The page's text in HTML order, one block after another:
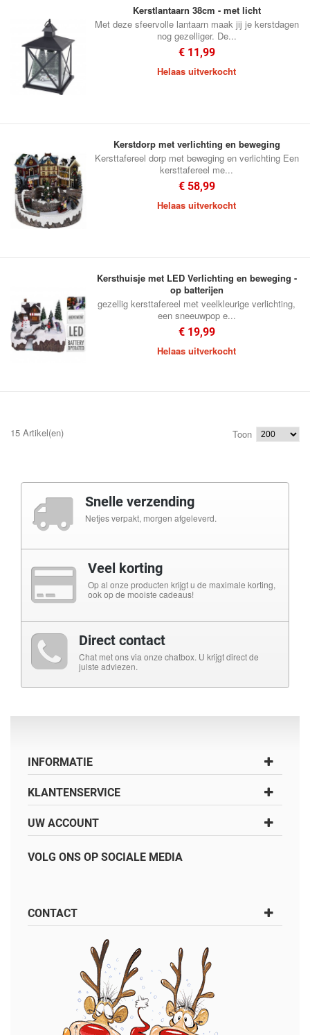
Kerstlantaarn 38cm - met licht
Met deze sfeervolle lantaarn maak jij je kerstdagen
nog gezelliger. De...
€ 11,99
Helaas uitverkocht
Kerstdorp met verlichting en beweging
Kersttafereel dorp met beweging en verlichting Een
kersttafereel me...
€ 58,99
Helaas uitverkocht
Kersthuisje met LED Verlichting en beweging -
op batterijen
gezellig kersttafereel met veelkleurige verlichting,
een sneeuwpop e...
€ 19,99
Helaas uitverkocht
15 Artikel(en) Toon
Snelle verzending
Netjes verpakt, morgen afgeleverd.
Veel korting
Op al onze producten krijgt u de maximale korting,
ook op de mooiste cadeaus!
Direct contact
Chat met ons via onze chatbox. U krijgt direct de
juiste adviezen.
INFORMATIE
KLANTENSERVICE
UW ACCOUNT
VOLG ONS OP SOCIALE MEDIA
CONTACT